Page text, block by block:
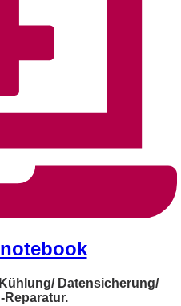
Datensicherung/
Reparatur.